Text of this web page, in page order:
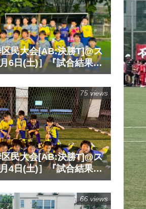
民大会[AB:決勝T]@ス
6日(土)］『試合結果』
ート』『試合動画』
民大会[AB:決勝T]@ス
4日(土)］『試合結果』
ート』『試合動画』
75 views
66 views